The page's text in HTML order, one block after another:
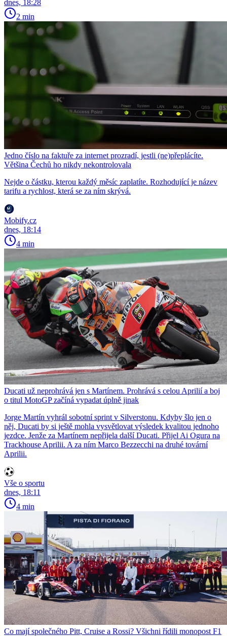
dnes, 18:28
2 min
Jedno číslo na faktuře za internet prozradí, jestli (ne)přeplácíte.
Většina Čechů ho nikdy nekontrolovala
Nejde o částku, kterou každý měsíc zaplatíte. Rozhodující je název
tarifu a rychlost, která se za ním skrývá.
Mobify.cz
dnes, 18:14
4 min
Ducati už neprohrává jen s Martínem. Prohrává s celou Aprilií a boj
o titul MotoGP začíná vypadat úplně jinak
Jorge Martín vyhrál sobotní sprint v Silverstonu. Kdyby šlo jen o
něj, Ducati by si ještě mohla vysvětlovat výsledek kvalitou jednoho
jezdce. Jenže za Martínem nepřijela další Ducati. Přijel Ai Ogura na
Trackhouse Aprilii. A za ním Marco Bezzecchi na druhé tovární
Aprilii.
Vše o sportu
dnes, 18:11
4 min
Co mají společného Pitt, Cruise a Rossi? Všichni řídili monopost F1